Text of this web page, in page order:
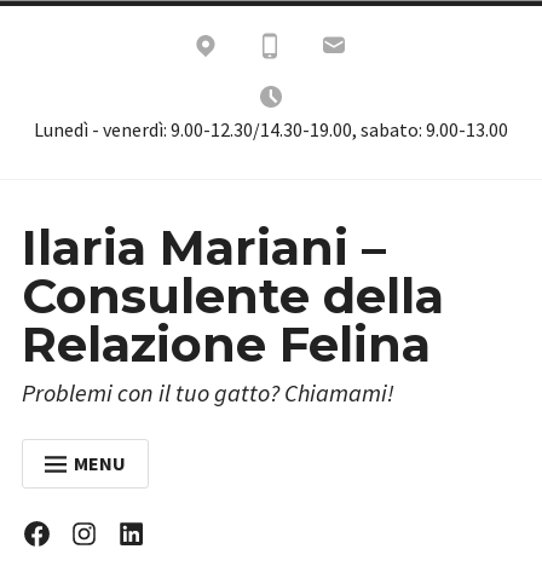
Lunedì - venerdì: 9.00-12.30/14.30-19.00, sabato: 9.00-13.00
Ilaria Mariani –
Consulente della
Relazione Felina
Problemi con il tuo gatto? Chiamami!
MENU
Facebook
Profile
Instagram
Profile
Linkedin
Profile